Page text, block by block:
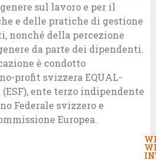
sul lavoro e per il
e delle pratiche di gestione
nonché della percezione
da parte dei dipendenti.
è condotto
profit svizzera EQUAL-
ente terzo indipendente
Federale svizzero e
Europea.